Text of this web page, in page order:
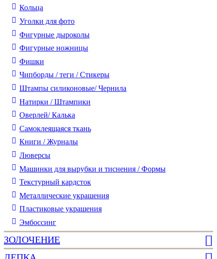
Кольца
Уголки для фото
Фигурные дыроколы
Фигурные ножницы
Фишки
Чипборды / теги / Стикеры
Штампы силиконовые/ Чернила
Натирки / Штампики
Оверлей/ Калька
Самоклеящаяся ткань
Книги / Журналы
Люверсы
Машинки для вырубки и тиснения / Формы
Текстурный кардсток
Металлические украшения
Пластиковые украшения
Эмбоссинг
ЗОЛОЧЕНИЕ